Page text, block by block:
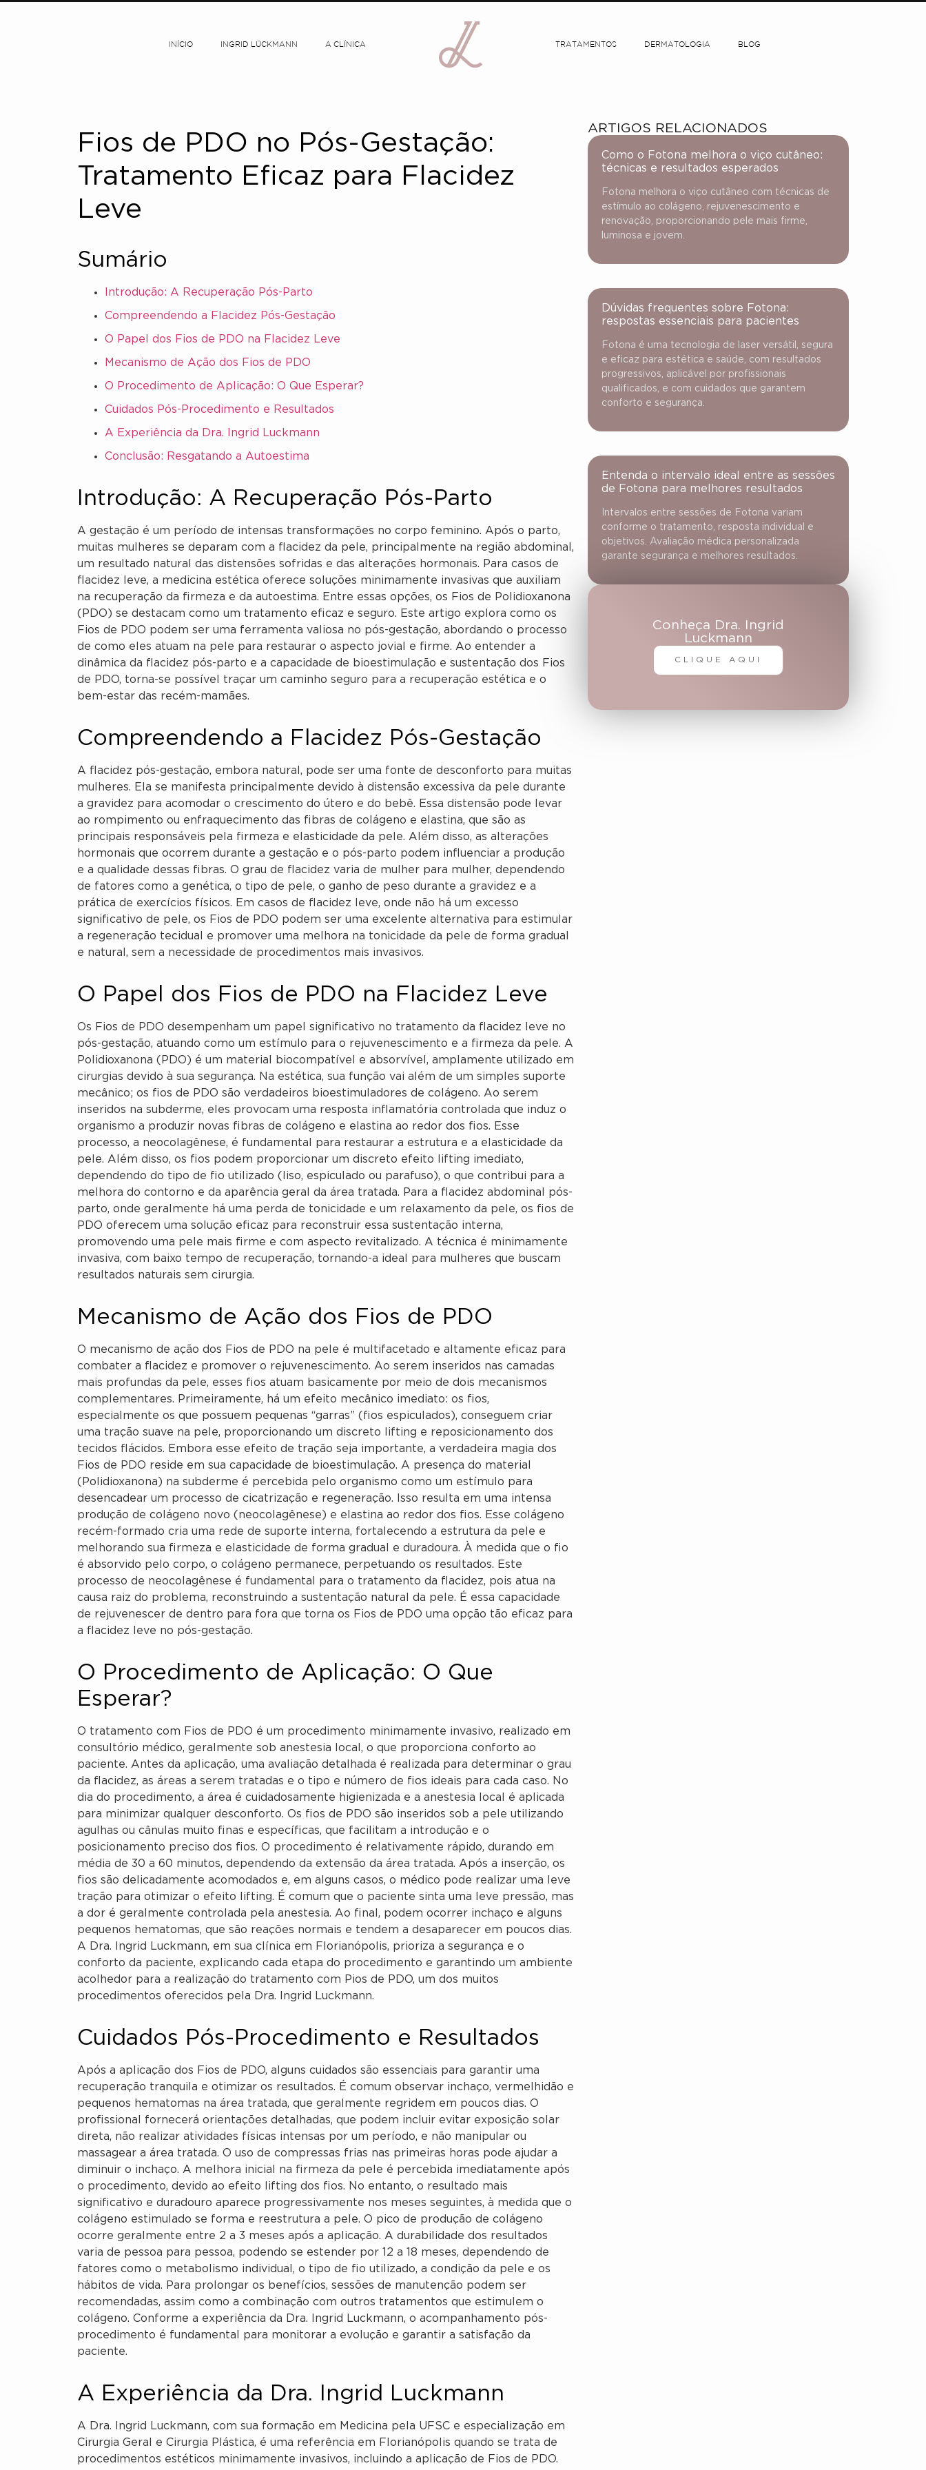
INÍCIO INGRID LÜCKMANN A CLÍNICA TRATAMENTOS DERMATOLOGIA BLOG
Fios de PDO no Pós-Gestação:
Tratamento Eficaz para Flacidez
Leve
Sumário
Introdução: A Recuperação Pós-Parto
Compreendendo a Flacidez Pós-Gestação
O Papel dos Fios de PDO na Flacidez Leve
Mecanismo de Ação dos Fios de PDO
O Procedimento de Aplicação: O Que Esperar?
Cuidados Pós-Procedimento e Resultados
A Experiência da Dra. Ingrid Luckmann
Conclusão: Resgatando a Autoestima
Introdução: A Recuperação Pós-Parto
A gestação é um período de intensas transformações no corpo feminino. Após o parto,
muitas mulheres se deparam com a flacidez da pele, principalmente na região abdominal,
um resultado natural das distensões sofridas e das alterações hormonais. Para casos de
flacidez leve, a medicina estética oferece soluções minimamente invasivas que auxiliam
na recuperação da firmeza e da autoestima. Entre essas opções, os Fios de Polidioxanona
(PDO) se destacam como um tratamento eficaz e seguro. Este artigo explora como os
Fios de PDO podem ser uma ferramenta valiosa no pós-gestação, abordando o processo
de como eles atuam na pele para restaurar o aspecto jovial e firme. Ao entender a
dinâmica da flacidez pós-parto e a capacidade de bioestimulação e sustentação dos Fios
de PDO, torna-se possível traçar um caminho seguro para a recuperação estética e o
bem-estar das recém-mamães.
Compreendendo a Flacidez Pós-Gestação
A flacidez pós-gestação, embora natural, pode ser uma fonte de desconforto para muitas
mulheres. Ela se manifesta principalmente devido à distensão excessiva da pele durante
a gravidez para acomodar o crescimento do útero e do bebê. Essa distensão pode levar
ao rompimento ou enfraquecimento das fibras de colágeno e elastina, que são as
principais responsáveis pela firmeza e elasticidade da pele. Além disso, as alterações
hormonais que ocorrem durante a gestação e o pós-parto podem influenciar a produção
e a qualidade dessas fibras. O grau de flacidez varia de mulher para mulher, dependendo
de fatores como a genética, o tipo de pele, o ganho de peso durante a gravidez e a
prática de exercícios físicos. Em casos de flacidez leve, onde não há um excesso
significativo de pele, os Fios de PDO podem ser uma excelente alternativa para estimular
a regeneração tecidual e promover uma melhora na tonicidade da pele de forma gradual
e natural, sem a necessidade de procedimentos mais invasivos.
O Papel dos Fios de PDO na Flacidez Leve
Os Fios de PDO desempenham um papel significativo no tratamento da flacidez leve no
pós-gestação, atuando como um estímulo para o rejuvenescimento e a firmeza da pele. A
Polidioxanona (PDO) é um material biocompatível e absorvível, amplamente utilizado em
cirurgias devido à sua segurança. Na estética, sua função vai além de um simples suporte
mecânico; os fios de PDO são verdadeiros bioestimuladores de colágeno. Ao serem
inseridos na subderme, eles provocam uma resposta inflamatória controlada que induz o
organismo a produzir novas fibras de colágeno e elastina ao redor dos fios. Esse
processo, a neocolagênese, é fundamental para restaurar a estrutura e a elasticidade da
pele. Além disso, os fios podem proporcionar um discreto efeito lifting imediato,
dependendo do tipo de fio utilizado (liso, espiculado ou parafuso), o que contribui para a
melhora do contorno e da aparência geral da área tratada. Para a flacidez abdominal pós-
parto, onde geralmente há uma perda de tonicidade e um relaxamento da pele, os fios de
PDO oferecem uma solução eficaz para reconstruir essa sustentação interna,
promovendo uma pele mais firme e com aspecto revitalizado. A técnica é minimamente
invasiva, com baixo tempo de recuperação, tornando-a ideal para mulheres que buscam
resultados naturais sem cirurgia.
Mecanismo de Ação dos Fios de PDO
O mecanismo de ação dos Fios de PDO na pele é multifacetado e altamente eficaz para
combater a flacidez e promover o rejuvenescimento. Ao serem inseridos nas camadas
mais profundas da pele, esses fios atuam basicamente por meio de dois mecanismos
complementares. Primeiramente, há um efeito mecânico imediato: os fios,
especialmente os que possuem pequenas “garras” (fios espiculados), conseguem criar
uma tração suave na pele, proporcionando um discreto lifting e reposicionamento dos
tecidos flácidos. Embora esse efeito de tração seja importante, a verdadeira magia dos
Fios de PDO reside em sua capacidade de bioestimulação. A presença do material
(Polidioxanona) na subderme é percebida pelo organismo como um estímulo para
desencadear um processo de cicatrização e regeneração. Isso resulta em uma intensa
produção de colágeno novo (neocolagênese) e elastina ao redor dos fios. Esse colágeno
recém-formado cria uma rede de suporte interna, fortalecendo a estrutura da pele e
melhorando sua firmeza e elasticidade de forma gradual e duradoura. À medida que o fio
é absorvido pelo corpo, o colágeno permanece, perpetuando os resultados. Este
processo de neocolagênese é fundamental para o tratamento da flacidez, pois atua na
causa raiz do problema, reconstruindo a sustentação natural da pele. É essa capacidade
de rejuvenescer de dentro para fora que torna os Fios de PDO uma opção tão eficaz para
a flacidez leve no pós-gestação.
O Procedimento de Aplicação: O Que
Esperar?
O tratamento com Fios de PDO é um procedimento minimamente invasivo, realizado em
consultório médico, geralmente sob anestesia local, o que proporciona conforto ao
paciente. Antes da aplicação, uma avaliação detalhada é realizada para determinar o grau
da flacidez, as áreas a serem tratadas e o tipo e número de fios ideais para cada caso. No
dia do procedimento, a área é cuidadosamente higienizada e a anestesia local é aplicada
para minimizar qualquer desconforto. Os fios de PDO são inseridos sob a pele utilizando
agulhas ou cânulas muito finas e específicas, que facilitam a introdução e o
posicionamento preciso dos fios. O procedimento é relativamente rápido, durando em
média de 30 a 60 minutos, dependendo da extensão da área tratada. Após a inserção, os
fios são delicadamente acomodados e, em alguns casos, o médico pode realizar uma leve
tração para otimizar o efeito lifting. É comum que o paciente sinta uma leve pressão, mas
a dor é geralmente controlada pela anestesia. Ao final, podem ocorrer inchaço e alguns
pequenos hematomas, que são reações normais e tendem a desaparecer em poucos dias.
A Dra. Ingrid Luckmann, em sua clínica em Florianópolis, prioriza a segurança e o
conforto da paciente, explicando cada etapa do procedimento e garantindo um ambiente
acolhedor para a realização do tratamento com Pios de PDO, um dos muitos
procedimentos oferecidos pela Dra. Ingrid Luckmann.
Cuidados Pós-Procedimento e Resultados
Após a aplicação dos Fios de PDO, alguns cuidados são essenciais para garantir uma
recuperação tranquila e otimizar os resultados. É comum observar inchaço, vermelhidão e
pequenos hematomas na área tratada, que geralmente regridem em poucos dias. O
profissional fornecerá orientações detalhadas, que podem incluir evitar exposição solar
direta, não realizar atividades físicas intensas por um período, e não manipular ou
massagear a área tratada. O uso de compressas frias nas primeiras horas pode ajudar a
diminuir o inchaço. A melhora inicial na firmeza da pele é percebida imediatamente após
o procedimento, devido ao efeito lifting dos fios. No entanto, o resultado mais
significativo e duradouro aparece progressivamente nos meses seguintes, à medida que o
colágeno estimulado se forma e reestrutura a pele. O pico de produção de colágeno
ocorre geralmente entre 2 a 3 meses após a aplicação. A durabilidade dos resultados
varia de pessoa para pessoa, podendo se estender por 12 a 18 meses, dependendo de
fatores como o metabolismo individual, o tipo de fio utilizado, a condição da pele e os
hábitos de vida. Para prolongar os benefícios, sessões de manutenção podem ser
recomendadas, assim como a combinação com outros tratamentos que estimulem o
colágeno. Conforme a experiência da Dra. Ingrid Luckmann, o acompanhamento pós-
procedimento é fundamental para monitorar a evolução e garantir a satisfação da
paciente.
A Experiência da Dra. Ingrid Luckmann
A Dra. Ingrid Luckmann, com sua formação em Medicina pela UFSC e especialização em
Cirurgia Geral e Cirurgia Plástica, é uma referência em Florianópolis quando se trata de
procedimentos estéticos minimamente invasivos, incluindo a aplicação de Fios de PDO.
ARTIGOS RELACIONADOS
Como o Fotona melhora o viço cutâneo:
técnicas e resultados esperados
Fotona melhora o viço cutâneo com técnicas de
estímulo ao colágeno, rejuvenescimento e
renovação, proporcionando pele mais firme,
luminosa e jovem.
Dúvidas frequentes sobre Fotona:
respostas essenciais para pacientes
Fotona é uma tecnologia de laser versátil, segura
e eficaz para estética e saúde, com resultados
progressivos, aplicável por profissionais
qualificados, e com cuidados que garantem
conforto e segurança.
Entenda o intervalo ideal entre as sessões
de Fotona para melhores resultados
Intervalos entre sessões de Fotona variam
conforme o tratamento, resposta individual e
objetivos. Avaliação médica personalizada
garante segurança e melhores resultados.
Conheça Dra. Ingrid
Luckmann
CLIQUE AQUI